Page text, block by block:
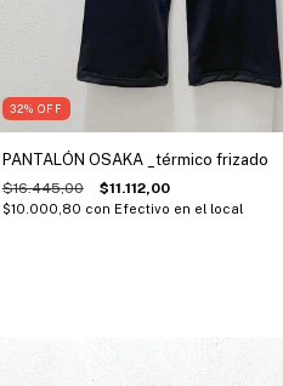
32% OFF
PANTALÓN OSAKA _térmico frizado
$16.445,00 $11.112,00
$10.000,80 con Efectivo en el local